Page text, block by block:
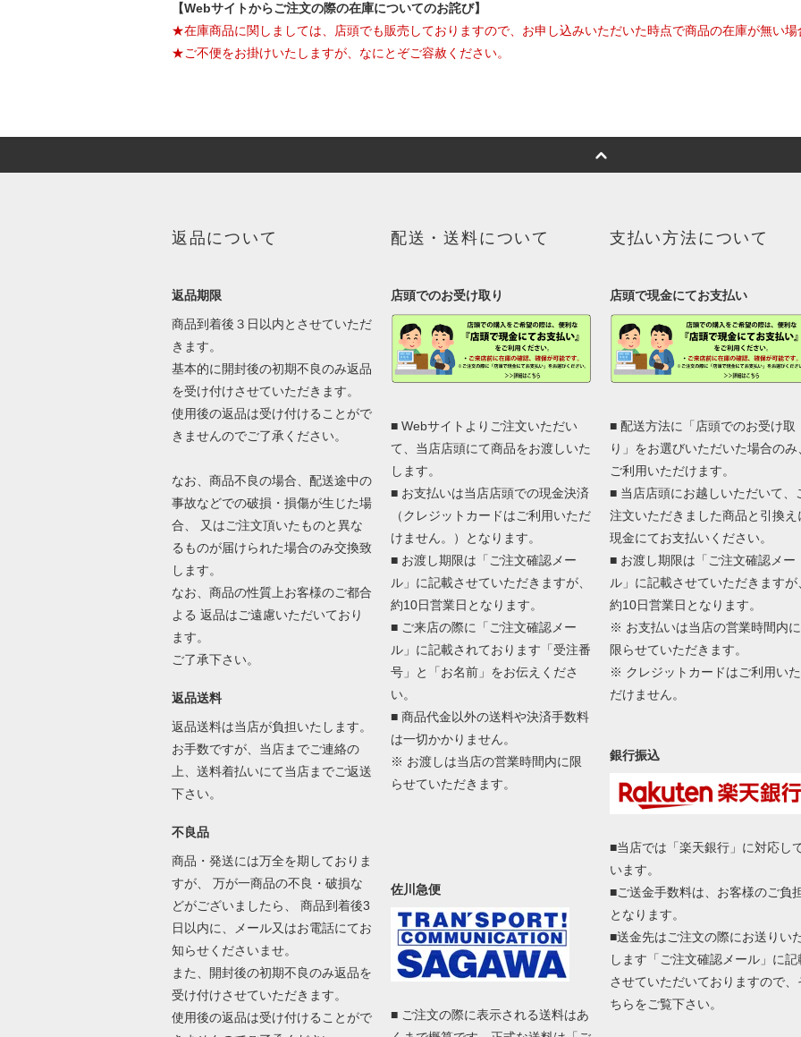
【Webサイトからご注文の際の在庫についてのお詫び】
★在庫商品に関しましては、店頭でも販売しておりますので、お申し込みいただいた時点で商品の在庫が無い場
★ご不便をお掛けいたしますが、なにとぞご容赦ください。
返品について
返品期限
商品到着後３日以内とさせていただ
きます。
基本的に開封後の初期不良のみ返品
を受け付けさせていただきます。
使用後の返品は受け付けることがで
きませんのでご了承ください。
なお、商品不良の場合、配送途中の
事故などでの破損・損傷が生じた場
合、 又はご注文頂いたものと異な
るものが届けられた場合のみ交換致
します。
なお、商品の性質上お客様のご都合
よる 返品はご遠慮いただいており
ます。
ご了承下さい。
返品送料
返品送料は当店が負担いたします。
お手数ですが、当店までご連絡の
上、送料着払いにて当店までご返送
下さい。
不良品
商品・発送には万全を期しておりま
すが、 万が一商品の不良・破損な
どがございましたら、 商品到着後3
日以内に、メール又はお電話にてお
知らせくださいませ。
また、開封後の初期不良のみ返品を
受け付けさせていただきます。
使用後の返品は受け付けることがで
配送・送料について
店頭でのお受け取り
■ Webサイトよりご注文いただい
て、当店店頭にて商品をお渡しいた
します。
■ お支払いは当店店頭での現金決済
（クレジットカードはご利用いただ
けません。）となります。
■ お渡し期限は「ご注文確認メー
ル」に記載させていただきますが、
約10日営業日となります。
■ ご来店の際に「ご注文確認メー
ル」に記載されております「受注番
号」と「お名前」をお伝えくださ
い。
■ 商品代金以外の送料や決済手数料
は一切かかりません。
※ お渡しは当店の営業時間内に限
らせていただきます。
佐川急便
■ ご注文の際に表示される送料はあ
支払い方法について
店頭で現金にてお支払い
■ 配送方法に「店頭でのお受け取
り」をお選びいただいた場合のみ
ご利用いただけます。
■ 当店店頭にお越しいただいて、
注文いただきました商品と引換え
現金にてお支払いください。
■ お渡し期限は「ご注文確認メー
ル」に記載させていただきますが
約10日営業日となります。
※ お支払いは当店の営業時間内に
限らせていただきます。
※ クレジットカードはご利用いた
だけません。
銀行振込
■当店では「楽天銀行」に対応し
います。
■ご送金手数料は、お客様のご負
となります。
■送金先はご注文の際にお送りい
します「ご注文確認メール」に記
させていただいておりますので、
ちらをご覧下さい。